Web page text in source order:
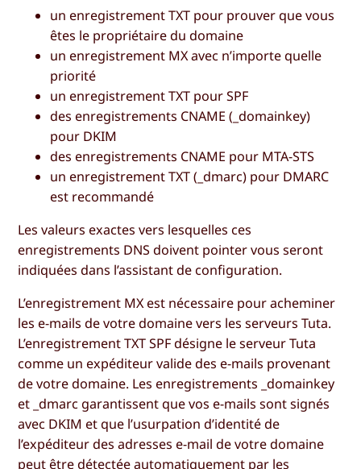
un enregistrement TXT pour prouver que vous
êtes le propriétaire du domaine
un enregistrement MX avec n’importe quelle
priorité
un enregistrement TXT pour SPF
des enregistrements CNAME (_domainkey)
pour DKIM
des enregistrements CNAME pour MTA-STS
un enregistrement TXT (_dmarc) pour DMARC
est recommandé
Les valeurs exactes vers lesquelles ces
enregistrements DNS doivent pointer vous seront
indiquées dans l’assistant de configuration.
L’enregistrement MX est nécessaire pour acheminer
les e-mails de votre domaine vers les serveurs Tuta.
L’enregistrement TXT SPF désigne le serveur Tuta
comme un expéditeur valide des e-mails provenant
de votre domaine. Les enregistrements _domainkey
et _dmarc garantissent que vos e-mails sont signés
avec DKIM et que l’usurpation d’identité de
l’expéditeur des adresses e-mail de votre domaine
peut être détectée automatiquement par les